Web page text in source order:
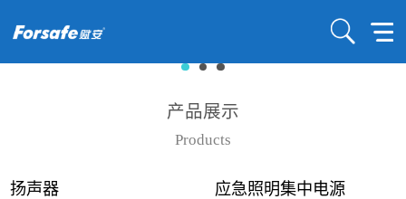
产品展示
Products
扬声器 应急照明集中电源